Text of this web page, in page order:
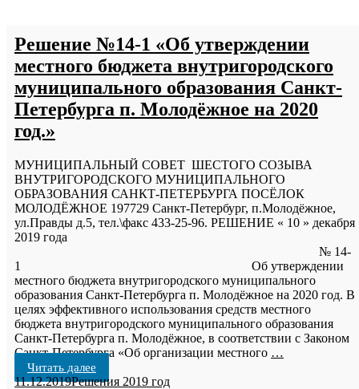
Решение №14-1 «Об утверждении
местного бюджета внутригородского
муниципального образования Санкт-
Петербурга п. Молодёжное на 2020
год.»
МУНИЦИПАЛЬНЫЙ СОВЕТ ШЕСТОГО СОЗЫВА
ВНУТРИГОРОДСКОГО МУНИЦИПАЛЬНОГО
ОБРАЗОВАНИЯ САНКТ-ПЕТЕРБУРГА ПОСЁЛОК
МОЛОДЁЖНОЕ 197729 Санкт-Петербург, п.Молодёжное,
ул.Правды д.5, тел.\факс 433-25-96. РЕШЕНИЕ « 10 » декабря
2019 года
№ 14-
1 Об утверждении
местного бюджета внутригородского муниципального
образования Санкт-Петербурга п. Молодёжное на 2020 год. В
целях эффективного использования средств местного
бюджета внутригородского муниципального образования
Санкт-Петербурга п. Молодёжное, в соответствии с Законом
Санкт-Петербурга «Об организации местного …
Читать далее
11.12.2019Решения 2019 год